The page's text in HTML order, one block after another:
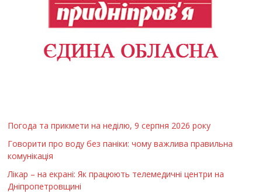
Погода та прикмети на неділю, 9 серпня 2026 року
Говорити про воду без паніки: чому важлива правильна
комунікація
Лікар – на екрані: Як працюють телемедичні центри на
Дніпропетровщині